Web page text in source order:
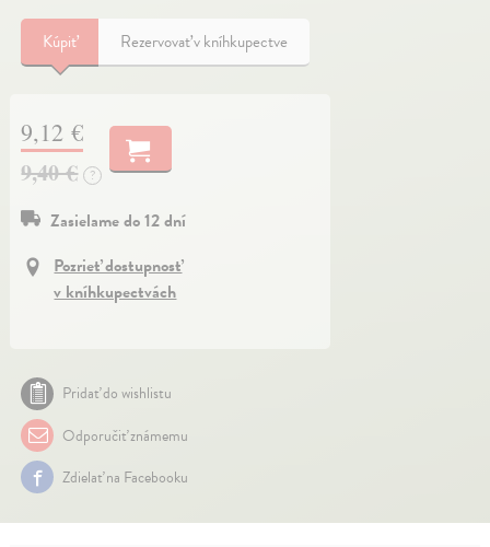
Kúpiť Rezervovať v kníhkupectve
9,12 €
9,40 €
?
Zasielame do 12 dní
Pozrieť dostupnosť
v kníhkupectvách
Pridať do wishlistu
Odporučiť známemu
Zdielať na Facebooku